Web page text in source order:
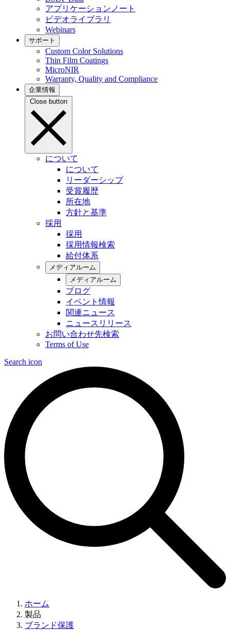
アプリケーションノート
ビデオライブラリ
Webinars
サポート
Custom Color Solutions
Thin Film Coatings
MicroNIR
Warranty, Quality and Compliance
企業情報
Close button
について
について
リーダーシップ
受賞履歴
所在地
方針と基準
採用
採用
採用情報検索
給付体系
メディアルーム
メディアルーム
ブログ
イベント情報
関連ニュース
ニュースリリース
お問い合わせ先検索
Terms of Use
Search icon
ホーム
製品
ブランド保護